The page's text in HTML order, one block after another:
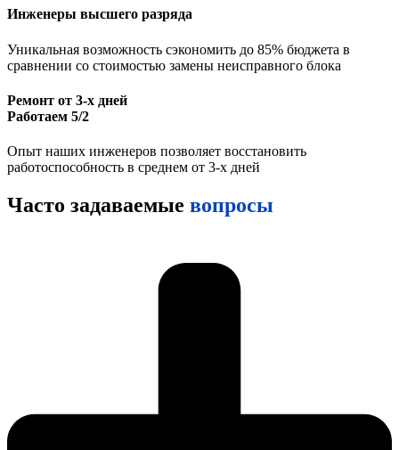
Инженеры высшего разряда
Уникальная возможность сэкономить до 85% бюджета в
сравнении со стоимостью замены неисправного блока
Ремонт от 3-х дней
Работаем 5/2
Опыт наших инженеров позволяет восстановить
работоспособность в среднем от 3-х дней
Часто задаваемые вопросы